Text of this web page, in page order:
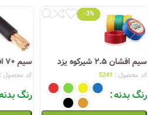
-3%
سیم افشان ۲.۵ شیرکوه یزد
کد محصول : 5241
رنگ بدنه
سیم ۷۰ افشان شیرکوه یزد
کد محصول
رنگ بدنه